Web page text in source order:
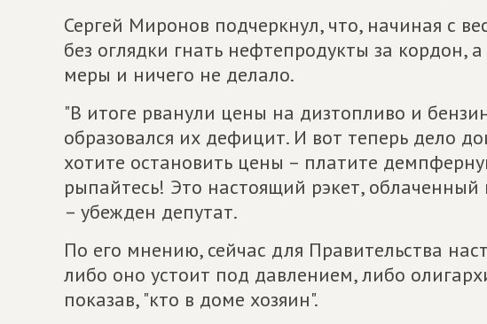
Сергей Миронов подчеркнул, что, начиная с
без оглядки гнать нефтепродукты за кордон,
меры и ничего не делало.
"В итоге рванули цены на дизтопливо и
образовался их дефицит. И вот теперь дело
хотите остановить цены – платите
рыпайтесь! Это настоящий рэкет, облаченный
– убежден депутат.
По его мнению, сейчас для Правительства
либо оно устоит под давлением, либо
показав, "кто в доме хозяин".